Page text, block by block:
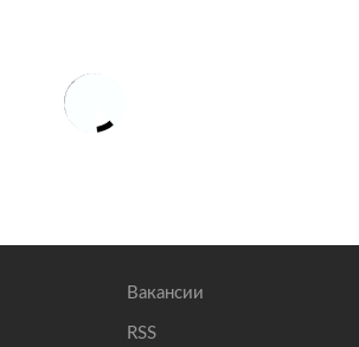
Вакансии
RSS